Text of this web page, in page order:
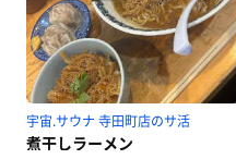
宇宙.サウナ 寺田町店のサ活
煮干しラーメン